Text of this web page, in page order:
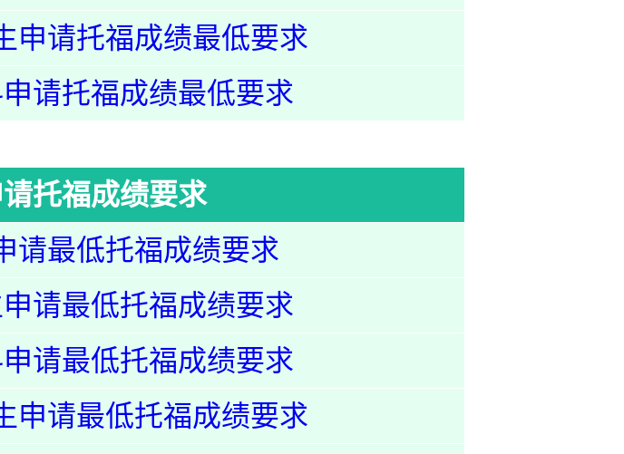
申请托福成绩最低要求
请托福成绩最低要求
托福成绩要求
请最低托福成绩要求
请最低托福成绩要求
请最低托福成绩要求
申请最低托福成绩要求